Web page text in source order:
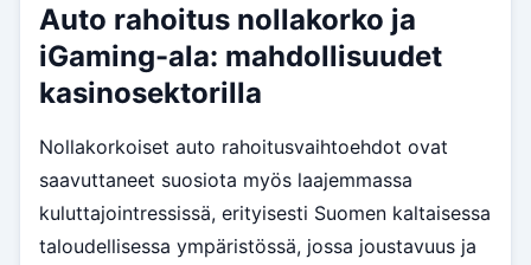
Auto rahoitus nollakorko ja
iGaming-ala: mahdollisuudet
kasinosektorilla
Nollakorkoiset auto rahoitusvaihtoehdot ovat
saavuttaneet suosiota myös laajemmassa
kuluttajointressissä, erityisesti Suomen kaltaisessa
taloudellisessa ympäristössä, jossa joustavuus ja